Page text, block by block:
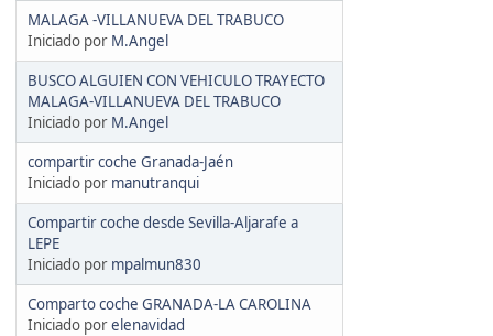
MALAGA -VILLANUEVA DEL TRABUCO
Iniciado por M.Angel
BUSCO ALGUIEN CON VEHICULO TRAYECTO
MALAGA-VILLANUEVA DEL TRABUCO
Iniciado por M.Angel
compartir coche Granada-Jaén
Iniciado por manutranqui
Compartir coche desde Sevilla-Aljarafe a
LEPE
Iniciado por mpalmun830
Comparto coche GRANADA-LA CAROLINA
Iniciado porelenavidad